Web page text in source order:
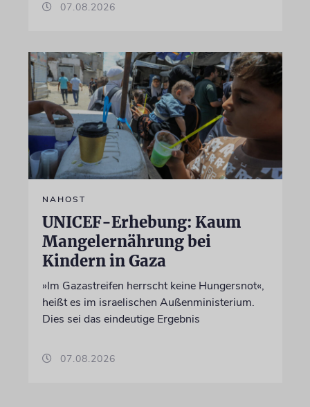
07.08.2026
NAHOST
UNICEF-Erhebung: Kaum
Mangelernährung bei
Kindern in Gaza
»Im Gazastreifen herrscht keine Hungersnot«,
heißt es im israelischen Außenministerium.
Dies sei das eindeutige Ergebnis
07.08.2026